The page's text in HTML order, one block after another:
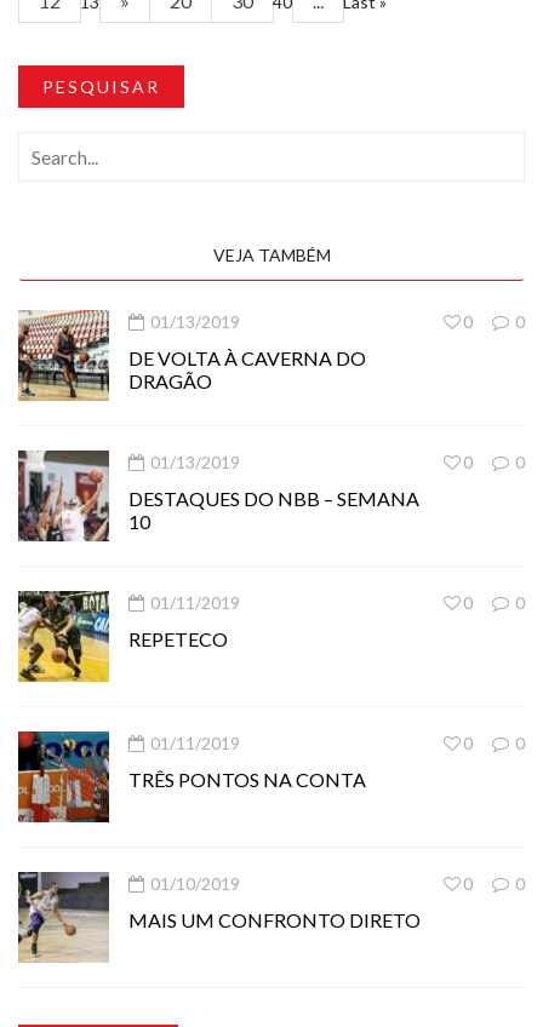
PESQUISAR
VEJA TAMBÉM
01/13/2019 0
0
DE VOLTA À CAVERNA DO
DRAGÃO
01/13/2019 0
0
DESTAQUES DO NBB – SEMANA
10
01/11/2019 0
0
REPETECO
01/11/2019 0
0
TRÊS PONTOS NA CONTA
01/10/2019 0
0
MAIS UM CONFRONTO DIRETO